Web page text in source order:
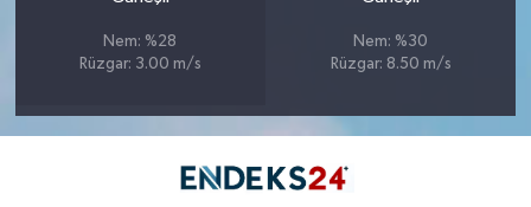
Nem: %28
Rüzgar: 3.00 m/s
Nem: %30
Rüzgar: 8.50 m/s